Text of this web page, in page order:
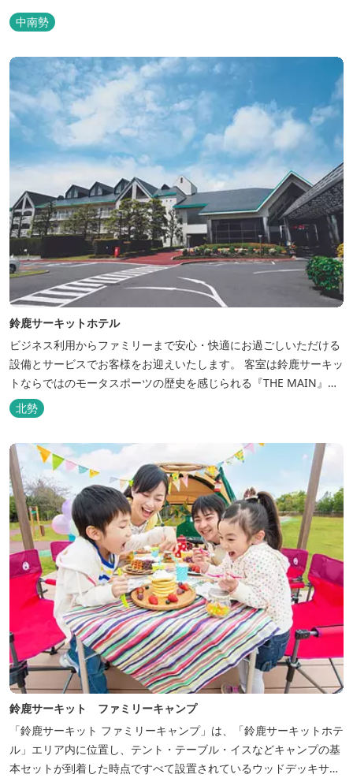
中南勢
鈴鹿サーキットホテル
ビジネス利用からファミリーまで安心・快適にお過ごしいただける
設備とサービスでお客様をお迎えいたします。 客室は鈴鹿サーキッ
トならではのモータスポーツの歴史を感じられる『THE MAIN』を
はじめ、ファミリーにおすすめのキッズ・ベビーにやさしいこだわ
りの詰まった「サーキット キッズルーム」「コチラファミリールー
さま連れでも安心し...
北勢
鈴鹿サーキット ファミリーキャンプ
「鈴鹿サーキット ファミリーキャンプ」は、「鈴鹿サーキットホテ
ル」エリア内に位置し、テント・テーブル・イスなどキャンプの基
本セットが到着した時点ですべて設置されているウッドデッキサイ